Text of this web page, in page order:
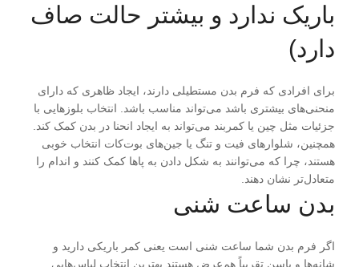
باریک ندارد و بیشتر حالت صاف
دارد)
برای افرادی که فرم بدن مستطیلی دارند، ایجاد ظاهری که دارای
منحنی‌های بیشتری باشد می‌تواند مناسب باشد. انتخاب بلوزهایی با
جزئیات مثل چین یا کمربند می‌تواند به ایجاد انحنا در بدن کمک کند.
همچنین، شلوارهای فیت و تنگ یا جین‌های بوت‌کات انتخاب خوبی
هستند، چرا که می‌توانند به شکل دادن به پاها کمک کنند و اندام را
متعادل‌تر نشان دهند.
بدن ساعت شنی
اگر فرم بدن شما ساعت شنی است یعنی کمر باریکی دارید و
شانه‌ها و باسن تقریباً هم‌عرض هستند بهترین انتخاب لباس‌هایی